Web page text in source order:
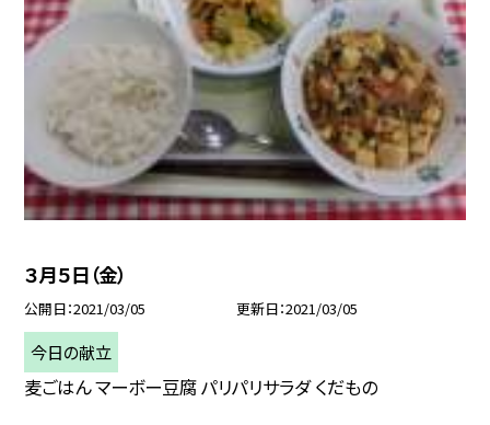
３月５日（金）
公開日 2021/03/05 更新日 2021/03/05
今日の献立
麦ごはん マーボー豆腐 パリパリサラダ くだもの